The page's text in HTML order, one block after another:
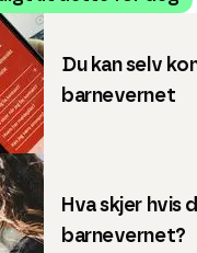
Du kan selv
barnevernet
Hva skjer hvis
barnevernet?